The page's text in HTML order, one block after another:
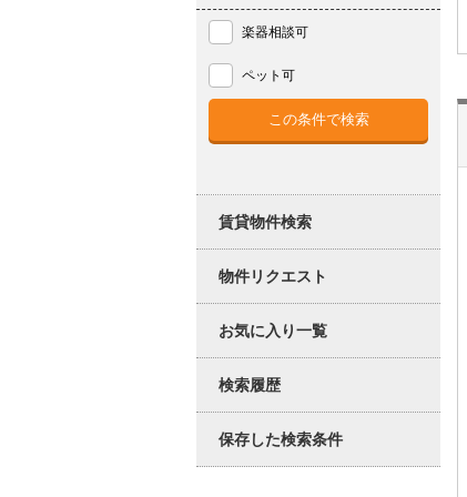
楽器相談可
ペット可
賃貸物件検索
物件リクエスト
お気に入り一覧
検索履歴
保存した検索条件